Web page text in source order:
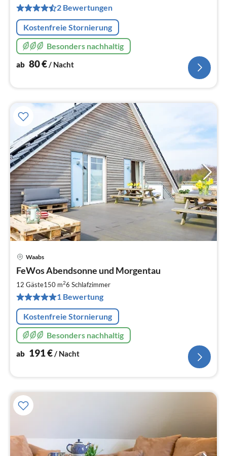
2 Bewertungen
Kostenfreie Stornierung
Besonders nachhaltig
ab 80€/ Nacht
Waabs
FeWos Abendsonne und Morgentau
12 Gäste150 m26 Schlafzimmer
1 Bewertung
Kostenfreie Stornierung
Besonders nachhaltig
ab 191€/ Nacht